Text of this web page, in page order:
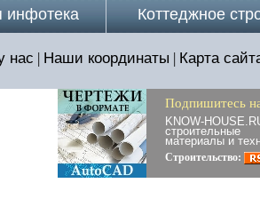
Коттеджное
инфотека
нас | Наши координаты | Карта
Подпишитесь
KNOW-
строительные
материалы и
Строительство: